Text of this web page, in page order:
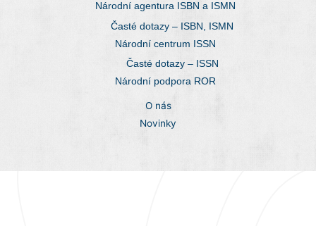
Národní agentura ISBN a ISMN
Časté dotazy – ISBN, ISMN
Národní centrum ISSN
Časté dotazy – ISSN
Národní podpora ROR
O nás
Novinky